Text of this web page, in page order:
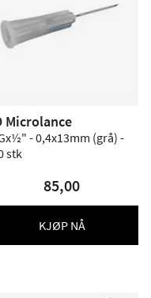
Microlance
- 0,4x13mm (grå) -
stk
85,00
KJØP NÅ